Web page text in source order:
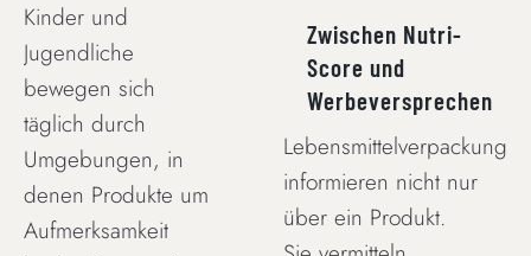
Kinder und
Jugendliche
bewegen sich
täglich durch
Umgebungen, in
denen Produkte um
Aufmerksamkeit
Zwischen Nutri-
Score und
Werbeversprechen
Lebensmittelverpackungen
informieren nicht nur
über ein Produkt.